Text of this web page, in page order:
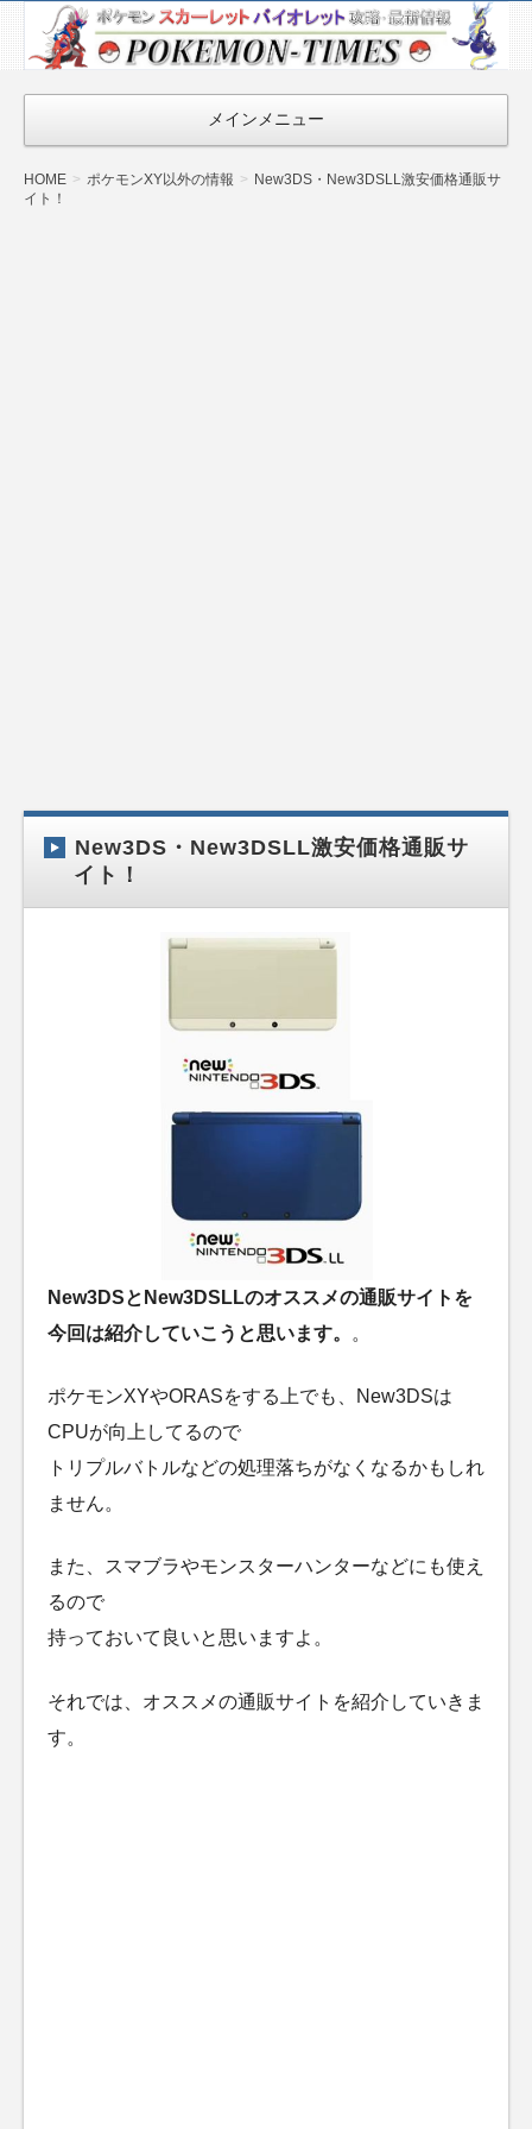
ポケモン最新
情報まとめ
『POKEMON-
TIMES』
メインメニュー
HOME ポケモンXY以外の情報
New3DS・New3DSLL激安価格通販サ
イト！
New3DS・New3DSLL激安価格通販サ
イト！
New3DSとNew3DSLLのオススメの通販サイトを
今回は紹介していこうと思います。
。
ポケモンXYやORASをする上でも、New3DSは
CPUが向上してるので
トリプルバトルなどの処理落ちがなくなるかもしれ
ません。
また、スマブラやモンスターハンターなどにも使え
るので
持っておいて良いと思いますよ。
それでは、オススメの通販サイトを紹介していきま
す。